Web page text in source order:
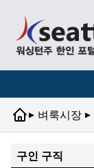
▸ 벼룩시장 ▸
구인 구직